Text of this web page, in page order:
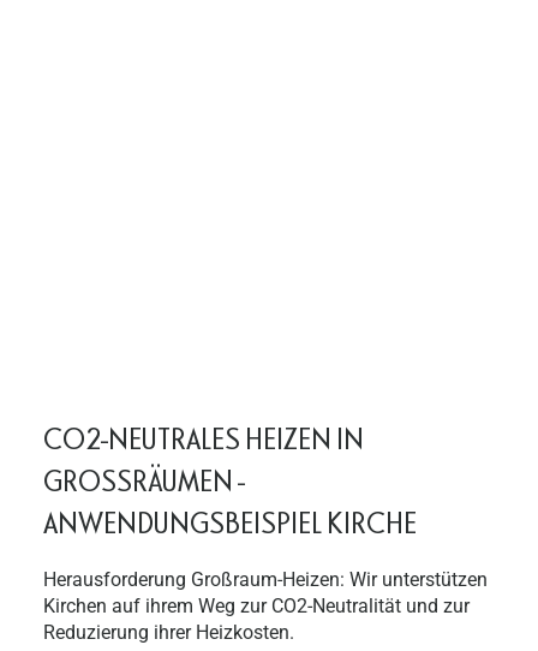
CO2-NEUTRALES HEIZEN IN
GROSSRÄUMEN -
ANWENDUNGSBEISPIEL KIRCHE
Herausforderung Großraum-Heizen: Wir unterstützen
Kirchen auf ihrem Weg zur CO2-Neutralität und zur
Reduzierung ihrer Heizkosten.